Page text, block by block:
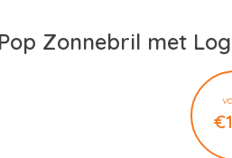
Zonnebril met